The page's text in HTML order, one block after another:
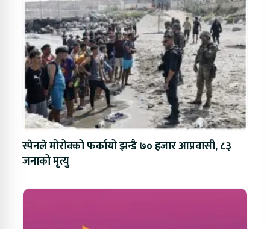
स्पेनले मोरोक्को फर्कायो झन्डै ७० हजार आप्रवासी, ८३
जनाको मृत्यु